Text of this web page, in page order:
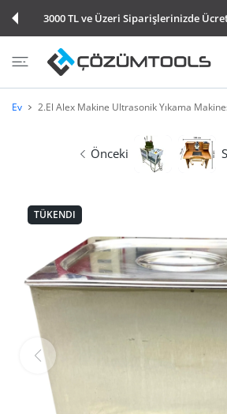
ATLA 3000 TL ve Üzeri Siparişlerinizde
Ev 2.El Alex Makine Ultrasonik Yıkama
Önceki
TÜKENDI